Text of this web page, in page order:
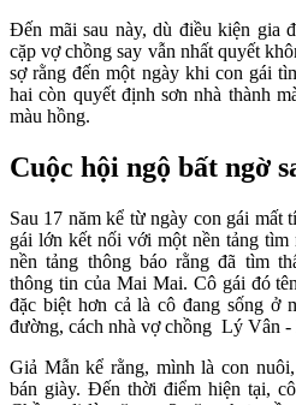
Đến mãi sau này, dù điều kiện gia
cặp vợ chồng say vẫn nhất quyết
sợ rằng đến một ngày khi con gái
hai còn quyết định sơn nhà thành
màu hồng.
Cuộc hội ngộ bất ngờ
Sau 17 năm kể từ ngày con gái mất
gái lớn kết nối với một nền tảng
nền tảng thông báo rằng đã tìm
thông tin của Mai Mai. Cô gái đó
đặc biệt hơn cả là cô đang sống ở
đường, cách nhà vợ chồng Lý Vân
Giả Mẫn kể rằng, mình là con
bán giày. Đến thời điểm hiện tại,